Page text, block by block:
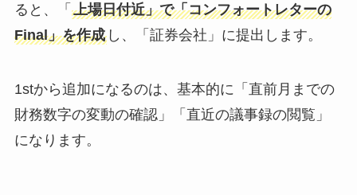
ると、「 上場日付近」で「コンフォートレターの
Final」を作成し、「証券会社」に提出します。
1stから追加になるのは、基本的に「直前月までの
財務数字の変動の確認」「直近の議事録の閲覧」
になります。